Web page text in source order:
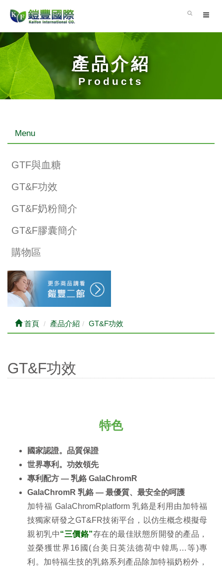
產品介紹
Products
Menu
GTF與血糖
GT&F功效
GT&F奶粉簡介
GT&F膠囊簡介
購物區
首頁 產品介紹 GT&F功效
GT&F功效
特色
國家認證。品質保證
世界專利。功效領先
專利配方 — 乳鉻 GalaChromR
GalaChromR 乳鉻 — 最優質、最安全的呵護
加特福 GalaChromRplatform 乳鉻是利用由加特福
技獨家研發之GT&FR技術平台，以仿生概念模擬母
親初乳中“三價鉻”存在的最佳狀態所開發的產品，
並榮獲世界16國(台美日英法德荷中韓馬…等)專
利。加特福生技的乳鉻系列產品除加特福奶粉外，